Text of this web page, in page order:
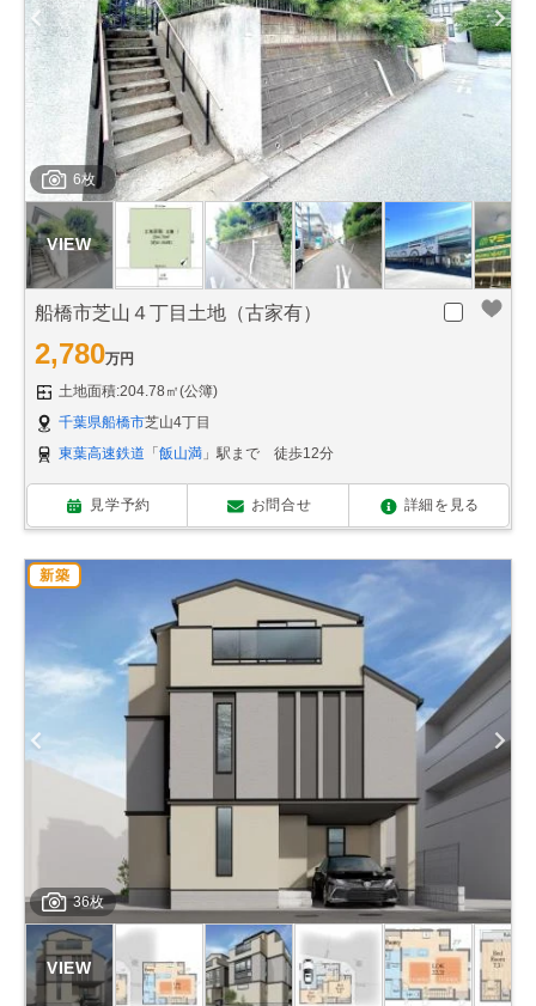
6枚
船橋市芝山４丁目土地（古家有）
2,780万円
土地面積:204.78㎡(公簿)
千葉県船橋市芝山4丁目
東葉高速鉄道 「飯山満 」駅まで 徒歩12分
見学予約 お問合せ 詳細を見る
36枚
新築